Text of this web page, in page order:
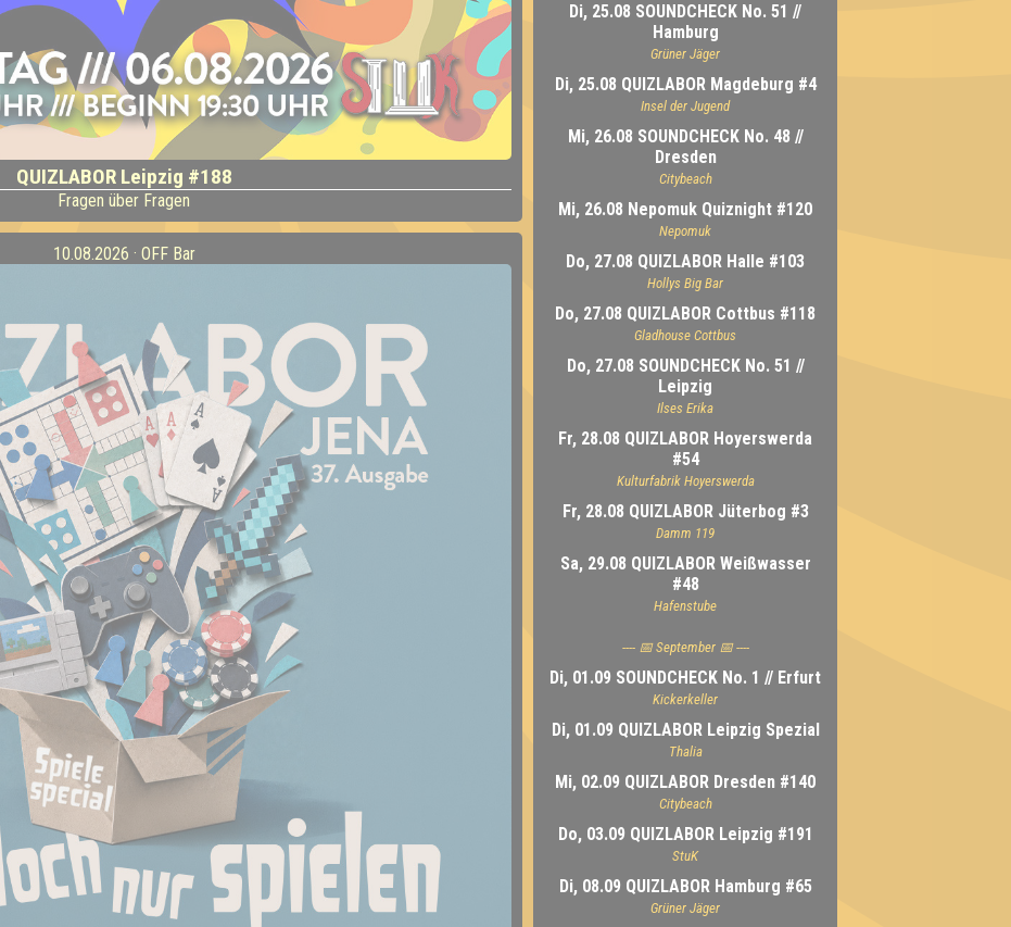
QUIZLABOR Leipzig #188
Fragen über Fragen
10.08.2026 · OFF Bar
Di, 25.08 SOUNDCHECK No. 51 //
Hamburg
Grüner Jäger
Di, 25.08 QUIZLABOR Magdeburg #4
Insel der Jugend
Mi, 26.08 SOUNDCHECK No. 48 //
Dresden
Citybeach
Mi, 26.08 Nepomuk Quiznight #120
Nepomuk
Do, 27.08 QUIZLABOR Halle #103
Hollys Big Bar
Do, 27.08 QUIZLABOR Cottbus #118
Gladhouse Cottbus
Do, 27.08 SOUNDCHECK No. 51 //
Leipzig
Ilses Erika
Fr, 28.08 QUIZLABOR Hoyerswerda
#54
Kulturfabrik Hoyerswerda
Fr, 28.08 QUIZLABOR Jüterbog #3
Damm 119
Sa, 29.08 QUIZLABOR Weißwasser
#48
Hafenstube
---- 📅 September 📅 ----
Di, 01.09 SOUNDCHECK No. 1 // Erfurt
Kickerkeller
Di, 01.09 QUIZLABOR Leipzig Spezial
Thalia
Mi, 02.09 QUIZLABOR Dresden #140
Citybeach
Do, 03.09 QUIZLABOR Leipzig #191
StuK
Di, 08.09 QUIZLABOR Hamburg #65
Grüner Jäger